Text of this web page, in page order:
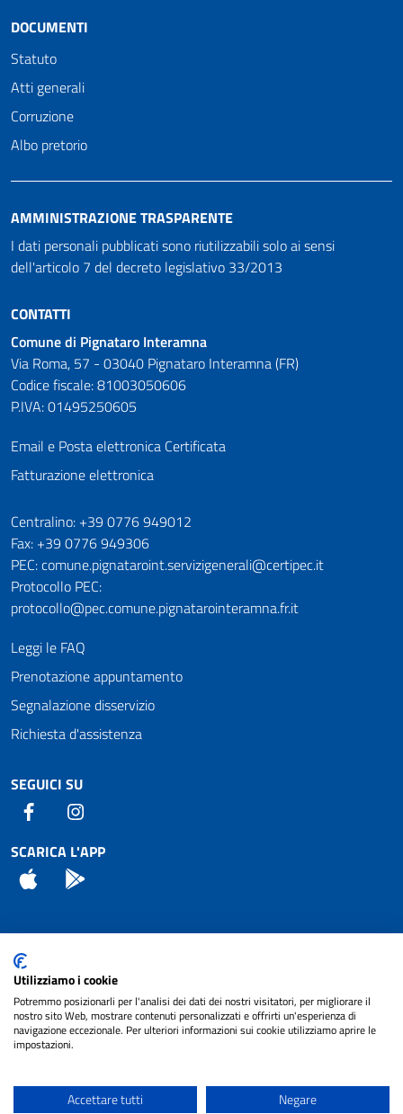
DOCUMENTI
Statuto
Atti generali
Corruzione
Albo pretorio
AMMINISTRAZIONE TRASPARENTE
I dati personali pubblicati sono riutilizzabili solo ai sensi
dell'articolo 7 del decreto legislativo 33/2013
CONTATTI
Comune di Pignataro Interamna
Via Roma, 57 - 03040 Pignataro Interamna (FR)
Codice fiscale: 81003050606
P.IVA: 01495250605
Email e Posta elettronica Certificata
Fatturazione elettronica
Numeri utili
Centralino: +39 0776 949012
Fax: +39 0776 949306
PEC: comune.pignataroint.servizigenerali@certipec.it
Protocollo PEC:
protocollo@pec.comune.pignatarointeramna.fr.it
Leggi le FAQ
Prenotazione appuntamento
Segnalazione disservizio
Richiesta d'assistenza
SEGUICI SU
Facebook
SCARICA L'APP
App Store
Attuazione Misure PNRR
Piano di miglioramento del sito
Note legali
cura diNET SMART
Utilizziamo i cookie
Potremmo posizionarli per l'analisi dei dati dei nostri visitatori, per migliorare il
nostro sito Web, mostrare contenuti personalizzati e offrirti un'esperienza di
navigazione eccezionale. Per ulteriori informazioni sui cookie utilizziamo aprire le
impostazioni.
Accettare tutti Negare